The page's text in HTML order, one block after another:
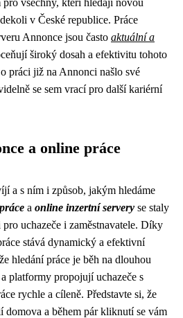
všechny, kteří hledají novou
v České republice. Práce
Annonce jsou často aktuální a
široký dosah a efektivitu tohoto
práci již na Annonci našlo své
se sem vrací pro další kariérní
a online práce
a s ním i způsob, jakým hledáme
a online inzertní servery se staly
uchazeče i zaměstnavatele. Díky
stává dynamický a efektivní
hledání práce je běh na dlouhou
platformy propojují uchazeče s
rychle a cíleně. Představte si, že
domova a během pár kliknutí se vám